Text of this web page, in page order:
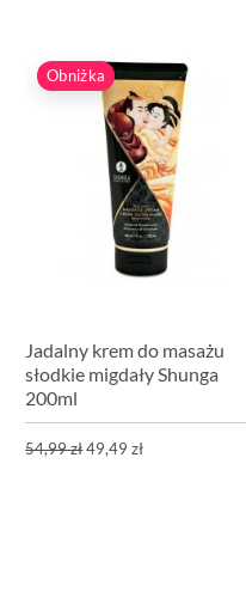
Obniżka
Jadalny krem do masażu
słodkie migdały Shunga
200ml
54,99 zł49,49 zł